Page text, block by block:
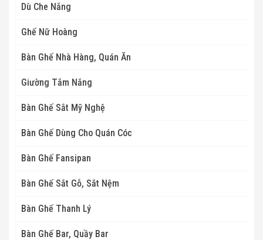
Dù Che Nắng
Ghế Nữ Hoàng
Bàn Ghế Nhà Hàng, Quán Ăn
Giường Tắm Nắng
Bàn Ghế Sắt Mỹ Nghệ
Bàn Ghế Dùng Cho Quán Cóc
Bàn Ghế Fansipan
Bàn Ghế Sắt Gỗ, Sắt Nệm
Bàn Ghế Thanh Lý
Bàn Ghế Bar, Quầy Bar